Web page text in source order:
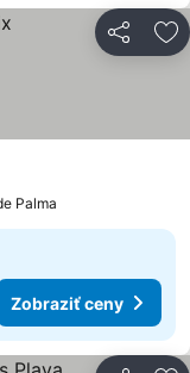
Zdieľať
Palma
Zobraziť ceny